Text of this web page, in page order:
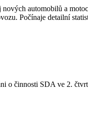
automobilů a
Počínaje detailní
o činnosti SDA ve 2.